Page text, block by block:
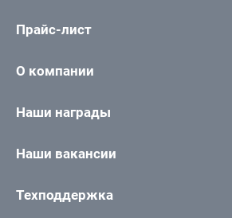
Прайс-лист
О компании
Наши награды
Наши вакансии
Техподдержка